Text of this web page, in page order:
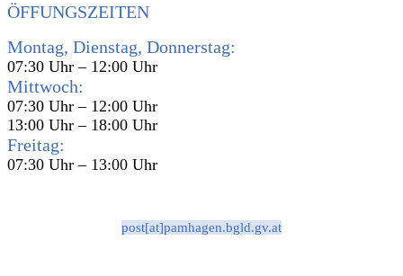
ÖFFUNGSZEITEN
Montag, Dienstag, Donnerstag:
07:30 Uhr – 12:00 Uhr
Mittwoch:
07:30 Uhr – 12:00 Uhr
13:00 Uhr – 18:00 Uhr
Freitag:
07:30 Uhr – 13:00 Uhr
post[at]pamhagen.bgld.gv.at